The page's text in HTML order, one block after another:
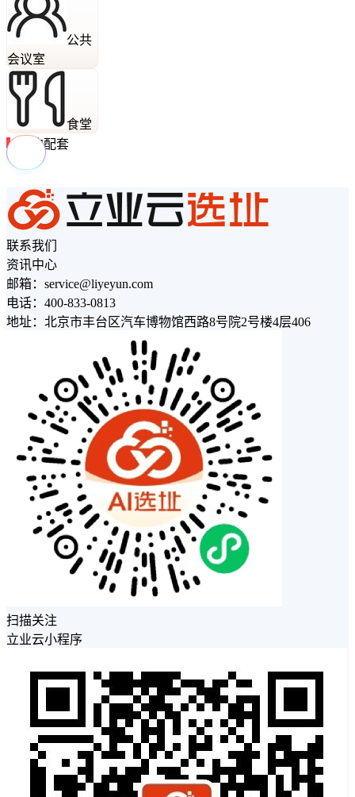
公共
会议室
食堂
周边配套
联系我们
资讯中心
邮箱：service@liyeyun.com
电话：400-833-0813
地址：北京市丰台区汽车博物馆西路8号院2号楼4层406
扫描关注
立业云小程序